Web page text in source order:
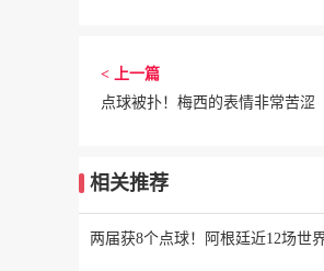
< 上一篇
点球被扑！梅西的表情非常苦涩
相关推荐
两届获8个点球！阿根廷近12场世